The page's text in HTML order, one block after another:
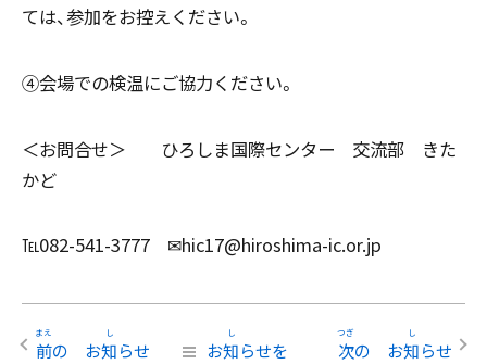
ては、参加をお控えください。
④会場での検温にご協力ください。
＜お問合せ＞ ひろしま国際センター 交流部 きた
かど
℡082-541-3777 ✉hic17@hiroshima-ic.or.jp
前の お知らせ お知らせを
次の お知らせ